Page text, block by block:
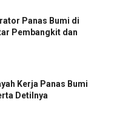
Panas Bumi di
Pembangkit dan
Kerja Panas Bumi
Detilnya